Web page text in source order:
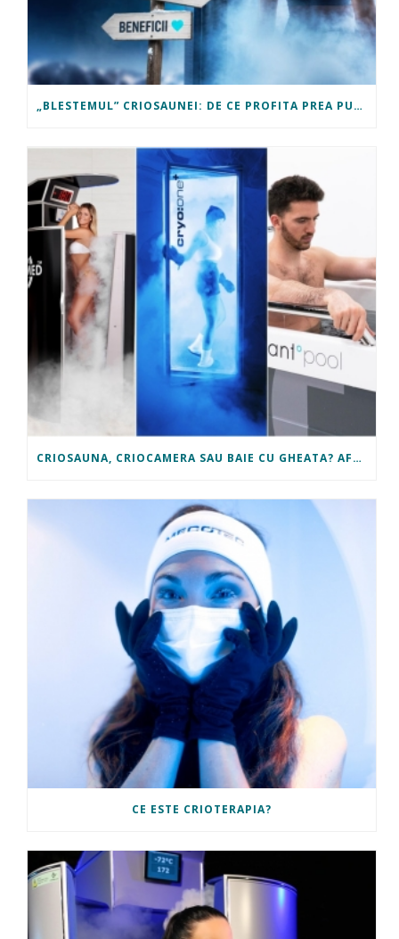
„BLESTEMUL” CRIOSAUNEI: DE CE PROFITA PREA PUTINI OAMENI DE BENEFICIILE EI
CRIOSAUNA, CRIOCAMERA SAU BAIE CU GHEATA? AFLA CE TI SE POTRIVESTE!
CE ESTE CRIOTERAPIA?